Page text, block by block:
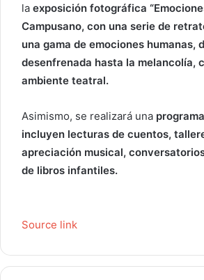
la exposición fotográfica
Campusano, con una serie de
una gama de emociones humanas,
desenfrenada hasta la melancolía,
ambiente teatral.
Asimismo, se realizará una
incluyen lecturas de cuentos,
apreciación musical,
de libros infantiles.
Source link